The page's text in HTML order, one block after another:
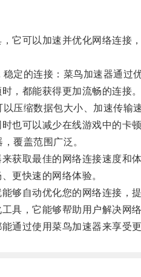
可以加速并优化网络连接
的连接：菜鸟加速器通过
都能获得更加流畅的连接。
缩数据包大小、加速传输速
可以减少在线游戏中的卡顿
覆盖范围广泛。
取最佳的网络连接速度和体
更快速的网络体验。
自动优化您的网络连接，提
，它能够帮助用户解决网络
过使用菜鸟加速器来享受更